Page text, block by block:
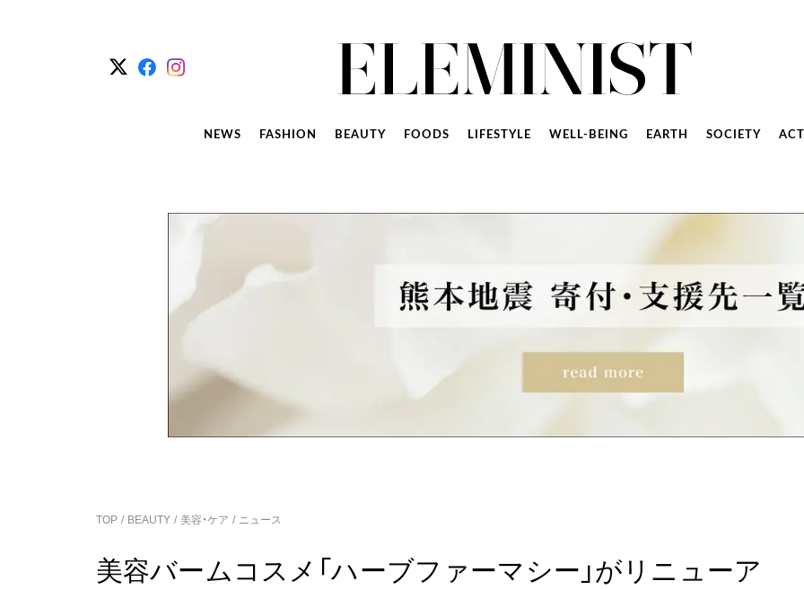
NEWS FASHION BEAUTY FOODS LIFESTYLE WELL-BEING EARTH SOCIETY
TOP BEAUTY 美容・ケア ニュース
美容バームコスメ「ハーブファーマシー」がリニューア